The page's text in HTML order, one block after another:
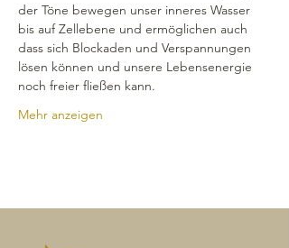
der Töne bewegen unser inneres Wasser
bis auf Zellebene und ermöglichen auch
dass sich Blockaden und Verspannungen
lösen können und unsere Lebensenergie
noch freier fließen kann.
Mehr anzeigen